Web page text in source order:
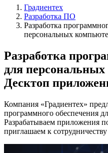
Градиентех
Разработка ПО
Разработка
персональных
Разработка
для
Десктоп
Компания «Градиентех»
программного обеспечения
Разрабатываем приложения
приглашаем к